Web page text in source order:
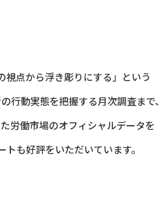
視点から浮き彫りにする」という
行動実態を把握する月次調査まで、
労働市場のオフィシャルデータを
トも好評をいただいています。